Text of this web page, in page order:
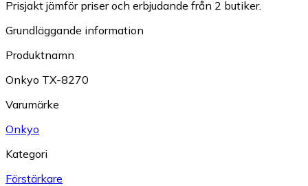
Prisjakt jämför priser och erbjudande från 2 butiker.
Grundläggande information
Produktnamn
Onkyo TX-8270
Varumärke
Onkyo
Kategori
Förstärkare